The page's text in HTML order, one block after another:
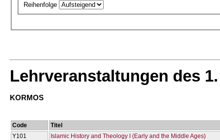
Reihenfolge
Lehrveranstaltungen des
KORMOS
Code
Titel
Υ101
Islamic History and Theology I (Early and the Middle Ages)